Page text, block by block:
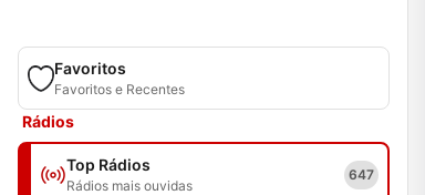
Favoritos
Favoritos e Recentes
Rádios
Top Rádios
Rádios mais ouvidas
647